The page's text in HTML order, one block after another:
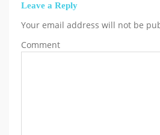
Leave a Reply
Your email address will not be
Comment